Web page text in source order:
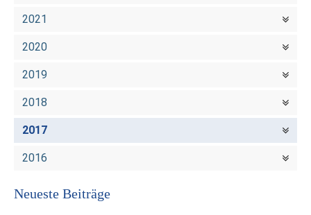
2021
2020
2019
2018
2017
2016
Neueste Beiträge